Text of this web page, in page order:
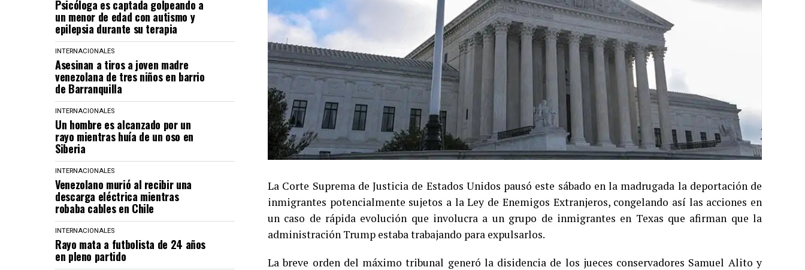
Psicóloga es captada golpeando a
un menor de edad con autismo y
epilepsia durante su terapia
INTERNACIONALES
Asesinan a tiros a joven madre
venezolana de tres niños en barrio
de Barranquilla
INTERNACIONALES
Un hombre es alcanzado por un
rayo mientras huía de un oso en
Siberia
INTERNACIONALES
Venezolano murió al recibir una
descarga eléctrica mientras
robaba cables en Chile
INTERNACIONALES
Rayo mata a futbolista de 24 años
en pleno partido
La Corte Suprema de Justicia de Estados Unidos pausó este sábado en la madrugada la deportación de
inmigrantes potencialmente sujetos a la Ley de Enemigos Extranjeros, congelando así las acciones en
un caso de rápida evolución que involucra a un grupo de inmigrantes en Texas que afirman que la
administración Trump estaba trabajando para expulsarlos.
La breve orden del máximo tribunal generó la disidencia de los jueces conservadores Samuel Alito y